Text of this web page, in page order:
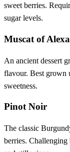
sweet berries.
sugar levels.
Muscat of
An ancient dessert
flavour. Best grown
sweetness.
Pinot Noir
The classic
berries.